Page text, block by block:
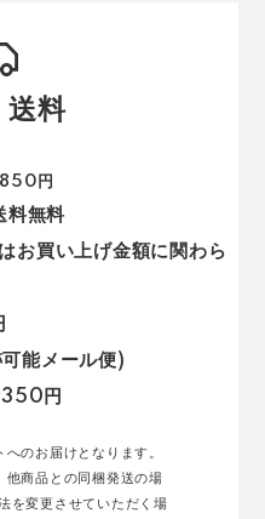
送料
850円
無料
お買い上げ金額に関わら
能メール便)
350円
のお届けとなります。
商品との同梱発送の場
を変更させていただく場